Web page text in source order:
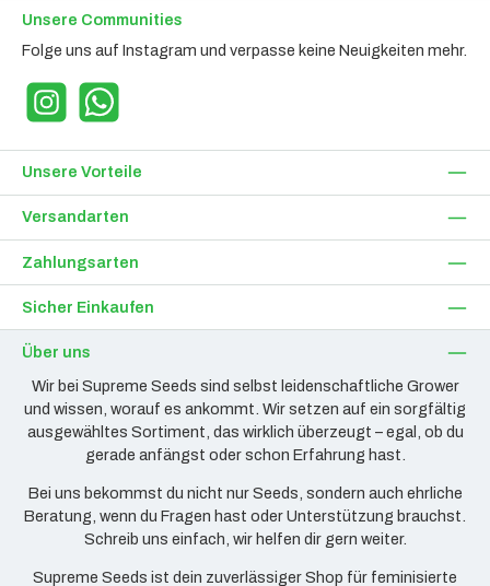
Unsere Communities
Folge uns auf Instagram und verpasse keine Neuigkeiten mehr.
InstagramWhatsApp
Unsere Vorteile
Versandarten
Zahlungsarten
Sicher Einkaufen
Über uns
Wir bei Supreme Seeds sind selbst leidenschaftliche Grower
und wissen, worauf es ankommt. Wir setzen auf ein sorgfältig
ausgewähltes Sortiment, das wirklich überzeugt – egal, ob du
gerade anfängst oder schon Erfahrung hast.
Bei uns bekommst du nicht nur Seeds, sondern auch ehrliche
Beratung, wenn du Fragen hast oder Unterstützung brauchst.
Schreib uns einfach, wir helfen dir gern weiter.
Supreme Seeds ist dein zuverlässiger Shop für feminisierte